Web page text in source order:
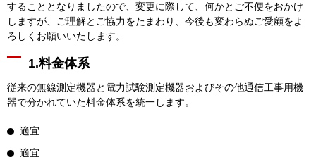
することとなりましたので、変更に際して、何かとご不便をおかけ
しますが、ご理解とご協力をたまわり、今後も変わらぬご愛顧をよ
ろしくお願いいたします。
1.料金体系
従来の無線測定機器と電力試験測定機器およびその他通信工事用機
器で分かれていた料金体系を統一します。
適宜
適宜